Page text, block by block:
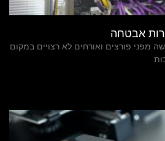
אבטחה
מפני פורצים ואורחים לא רצויים במקום